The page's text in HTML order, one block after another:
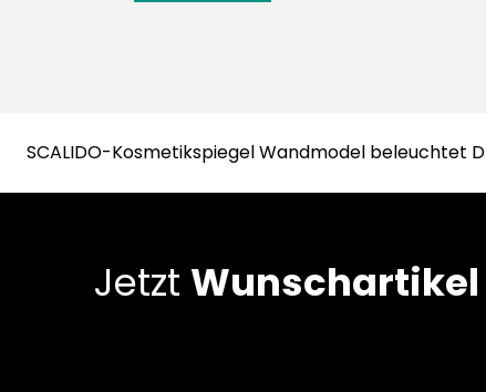
SCALIDO-Kosmetikspiegel Wandmodel beleuchtet
Jetzt